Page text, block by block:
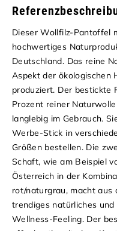
Dieser Wollfilz-Pantoffel
hochwertiges
Deutschland. Das reine
Aspekt der ökologischen
produziert. Der bestickte
Prozent reiner
langlebig im Gebrauch.
Werbe-Stick in
Größen bestellen. Die
Schaft, wie am Beispiel
Österreich in der
rot/naturgrau, macht aus
trendiges natürliches
Wellness-Feeling. Der